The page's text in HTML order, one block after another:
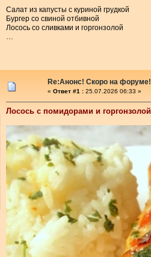
Салат из капусты с куриной грудкой
Бургер со свиной отбивной
Лосось со сливками и горгонзолой
Re:Анонс! Скоро на форуме!
« Ответ #1 : 25.07.2026 06:33 »
Лосось с помидорами и горгонзолой